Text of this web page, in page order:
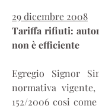
29 dicembre 2008
Tariffa rifiuti:
non è efficiente
Egregio Signor
normativa
152/2006 cosi